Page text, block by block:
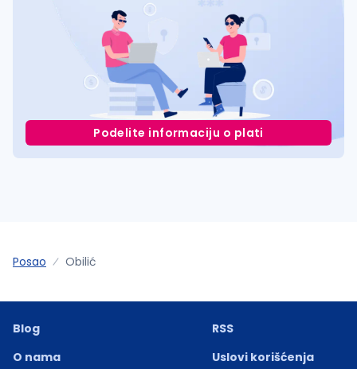
Podelite informaciju o plati
Posao Obilić
Blog
O nama
RSS
Uslovi korišćenja